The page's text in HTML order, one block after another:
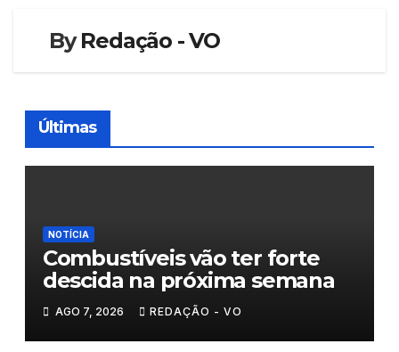
ByRedação - VO
Últimas
NOTÍCIA
Combustíveis vão ter forte
descida na próxima semana
AGO 7, 2026 REDAÇÃO - VO